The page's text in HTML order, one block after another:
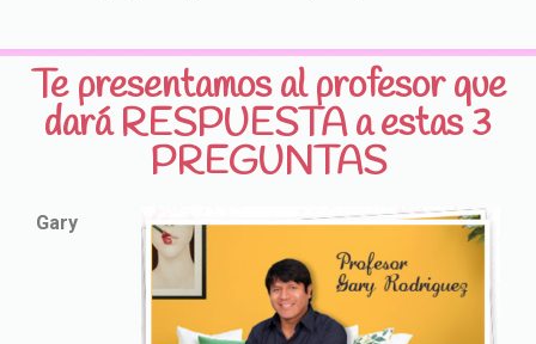
Te presentamos al profesor que
dará RESPUESTA a estas 3
PREGUNTAS
Gary